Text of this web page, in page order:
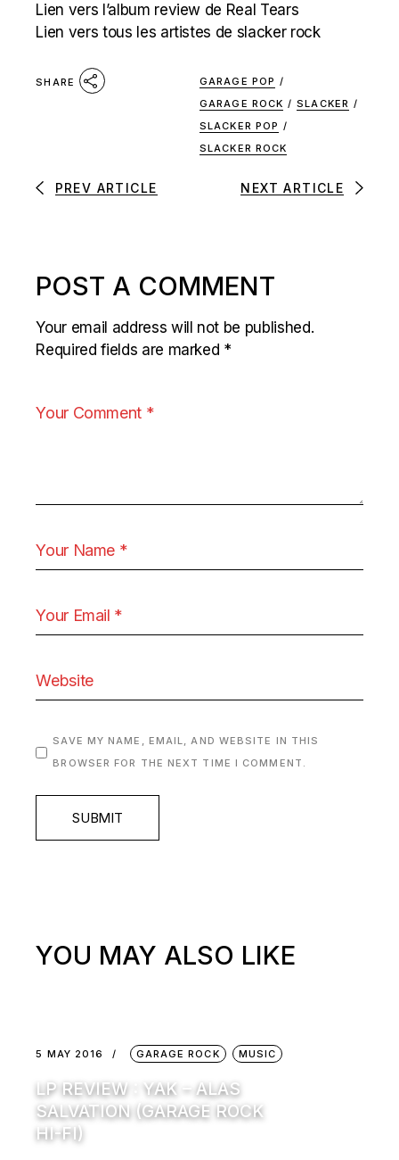
Lien vers l’album review de Real Tears
Lien vers tous les artistes de slacker rock
SHARE GARAGE POP /
GARAGE ROCK / SLACKER /
SLACKER POP /
SLACKER ROCK
PREV ARTICLE NEXT ARTICLE
POST A COMMENT
Your email address will not be published.
Required fields are marked *
SAVE MY NAME, EMAIL, AND WEBSITE IN THIS
BROWSER FOR THE NEXT TIME I COMMENT.
SUBMIT
YOU MAY ALSO LIKE
5 MAY 2016 GARAGE ROCK MUSIC
LP REVIEW : YAK – ALAS
SALVATION (GARAGE ROCK
HI-FI)